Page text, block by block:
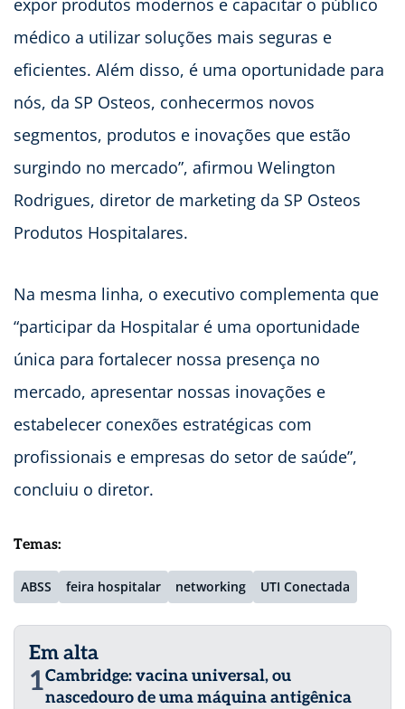
expor produtos modernos e capacitar o público
médico a utilizar soluções mais seguras e
eficientes. Além disso, é uma oportunidade para
nós, da SP Osteos, conhecermos novos
segmentos, produtos e inovações que estão
surgindo no mercado”, afirmou Welington
Rodrigues, diretor de marketing da SP Osteos
Produtos Hospitalares.
Na mesma linha, o executivo complementa que
“participar da Hospitalar é uma oportunidade
única para fortalecer nossa presença no
mercado, apresentar nossas inovações e
estabelecer conexões estratégicas com
profissionais e empresas do setor de saúde”,
concluiu o diretor.
Temas:
ABSS feira hospitalar networking UTI Conectada
Em alta
1Cambridge: vacina universal, ou
nascedouro de uma máquina antigênica